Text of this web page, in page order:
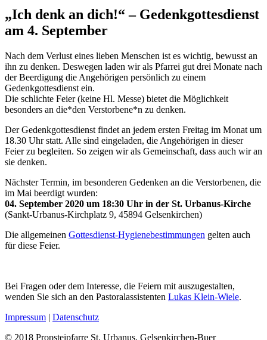
„Ich denk an dich!“ – Gedenkgottesdienst
am 4. September
Nach dem Verlust eines lieben Menschen ist es wichtig, bewusst an
ihn zu denken. Deswegen laden wir als Pfarrei gut drei Monate nach
der Beerdigung die Angehörigen persönlich zu einem
Gedenkgottesdienst ein.
Die schlichte Feier (keine Hl. Messe) bietet die Möglichkeit
besonders an die*den Verstorbene*n zu denken.
Der Gedenkgottesdienst findet an jedem ersten Freitag im Monat um
18.30 Uhr statt. Alle sind eingeladen, die Angehörigen in dieser
Feier zu begleiten. So zeigen wir als Gemeinschaft, dass auch wir an
sie denken.
Nächster Termin, im besonderen Gedenken an die Verstorbenen, die
im Mai beerdigt wurden:
04. September 2020 um 18:30 Uhr in der St. Urbanus-Kirche
(Sankt-Urbanus-Kirchplatz 9, 45894 Gelsenkirchen)
Die allgemeinen Gottesdienst-Hygienebestimmungen gelten auch
für diese Feier.
Bei Fragen oder dem Interesse, die Feiern mit auszugestalten,
wenden Sie sich an den Pastoralassistenten Lukas Klein-Wiele.
Impressum | Datenschutz
© 2018 Propsteipfarre St. Urbanus, Gelsenkirchen-Buer